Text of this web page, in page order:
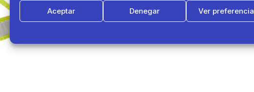
Aceptar Denegar Ver